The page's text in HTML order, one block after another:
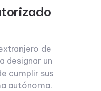
de
designar un
cumplir sus
autónoma.